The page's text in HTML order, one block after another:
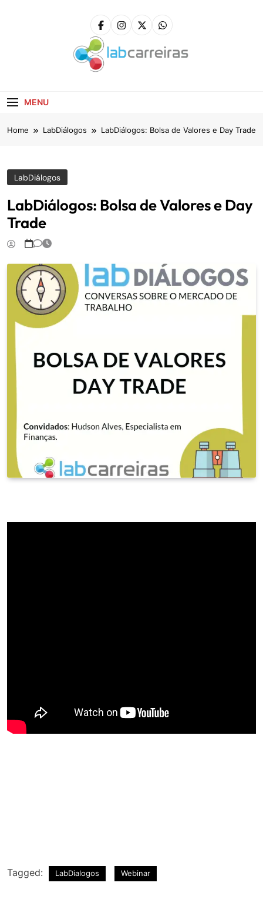
MENU
Home LabDiálogos LabDiálogos: Bolsa de Valores e Day Trade
LabDiálogos
LabDiálogos: Bolsa de Valores e Day
Trade
Tagged: LabDialogos Webinar